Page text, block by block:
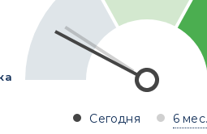
Сегодня 6